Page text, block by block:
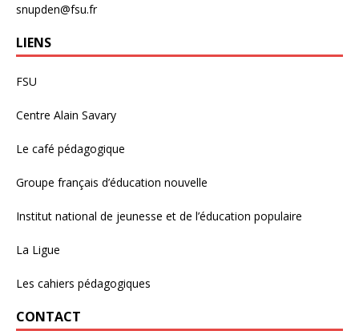
snupden@fsu.fr
LIENS
FSU
Centre Alain Savary
Le café pédagogique
Groupe français d’éducation nouvelle
Institut national de jeunesse et de l’éducation populaire
La Ligue
Les cahiers pédagogiques
CONTACT